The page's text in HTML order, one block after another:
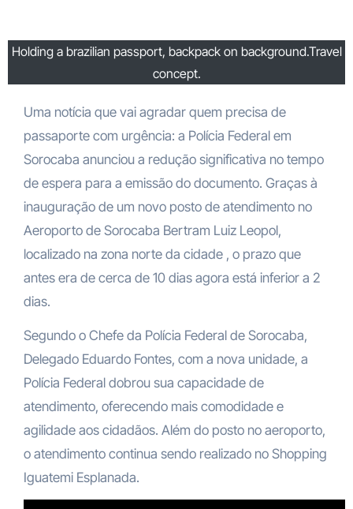
Holding a brazilian passport, backpack on background.Travel
concept.
Uma notícia que vai agradar quem precisa de
passaporte com urgência: a Polícia Federal em
Sorocaba anunciou a redução significativa no tempo
de espera para a emissão do documento. Graças à
inauguração de um novo posto de atendimento no
Aeroporto de Sorocaba Bertram Luiz Leopol,
localizado na zona norte da cidade , o prazo que
antes era de cerca de 10 dias agora está inferior a 2
dias.
Segundo o Chefe da Polícia Federal de Sorocaba,
Delegado Eduardo Fontes, com a nova unidade, a
Polícia Federal dobrou sua capacidade de
atendimento, oferecendo mais comodidade e
agilidade aos cidadãos. Além do posto no aeroporto,
o atendimento continua sendo realizado no Shopping
Iguatemi Esplanada.